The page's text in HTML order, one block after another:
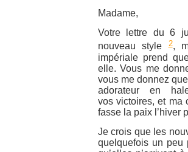
Madame,
Votre lettre du 6
nouveau style2,
impériale prend
elle. Vous me
vous me donnez
adorateur en
vos victoires, et ma
fasse la paix l’hiver
Je crois que les
quelquefois un